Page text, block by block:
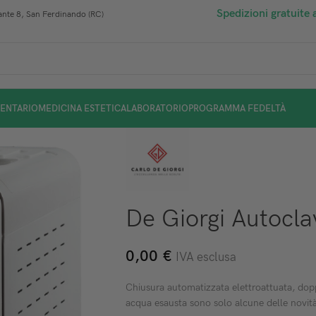
8, San Ferdinando (RC) Spedizioni gratuite
MEDICINA ESTETICALABORATORIOPROGRAMMA FEDELTÀ
De Giorgi
0,00 € IVA esclusa
Chiusura automatizzata elettroattuata,
acqua esausta sono solo alcune delle